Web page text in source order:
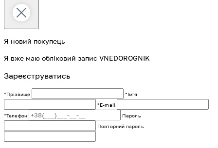
Я новий покупець
Я вже маю обліковий запис VNEDOROGNIK
Зареєструватись
*Прізвище
*Імʼя
*E-mail
*Телефон
Пароль
Повторний пароль